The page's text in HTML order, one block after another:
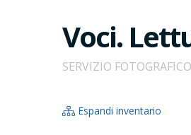
Voci.
SERVIZIO FOTOGRAFICO
Espandi inventario